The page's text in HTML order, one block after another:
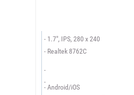
1.7", IPS, 280 x 240
Realtek 8762C
Android/iOS